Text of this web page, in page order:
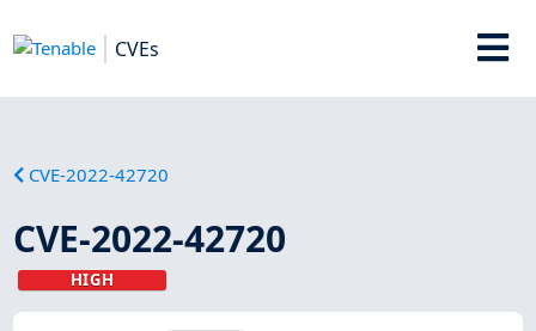
CVEs
CVE-2022-42720
CVE-2022-42720
HIGH